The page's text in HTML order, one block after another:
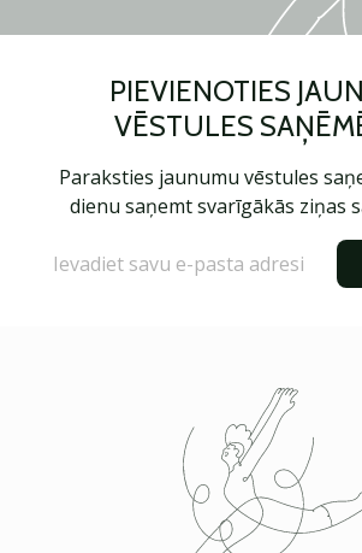
PIEVIENOTIES
VĒSTULES
Paraksties jaunumu vēstules
dienu saņemt svarīgākās ziņas